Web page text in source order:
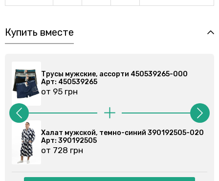
Купить вместе
Трусы мужские, ассорти 450539265-000
Арт: 450539265
от 95 грн
Халат мужской, темно-синий 390192505-020
Арт: 390192505
от 728 грн